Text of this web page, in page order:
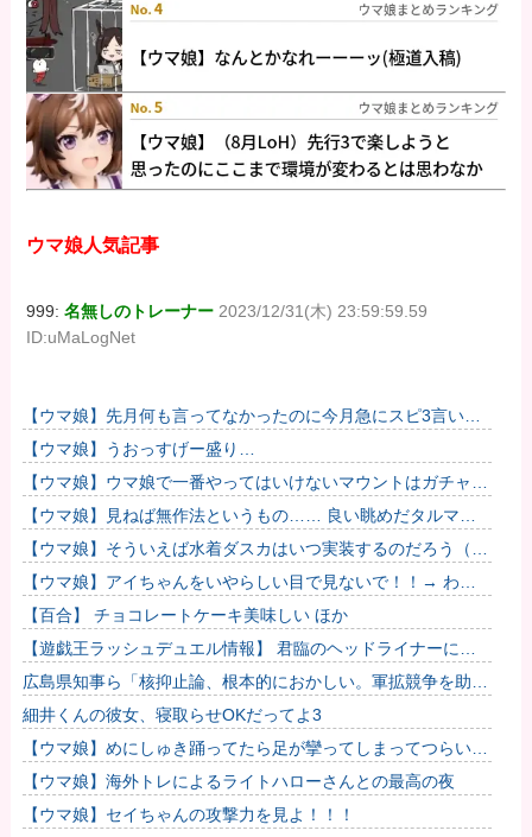
ウマ娘人気記事
999:名無しのトレーナー 2023/12/31(木) 23:59:59.59
ID:uMaLogNet
【ウマ娘】先月何も言ってなかったのに今月急にスピ3言い出
したのが怪しいよな。
【ウマ娘】うおっすげー盛り…
【ウマ娘】ウマ娘で一番やってはいけないマウントはガチャで
も育成でもグッズでもなく、これ。
【ウマ娘】見ねば無作法というもの…… 良い眺めだタルマ
エ…（殴
【ウマ娘】そういえば水着ダスカはいつ実装するのだろう（ﾃﾞ
ｯｯｯ
【ウマ娘】アイちゃんをいやらしい目で見ないで！！→ わか
りました…
【百合】 チョコレートケーキ美味しい ほか
【遊戯王ラッシュデュエル情報】 君臨のヘッドライナーに
「サンダービート・クラッシュ」が新規収録決定！
広島県知事ら「核抑止論、根本的におかしい。軍拡競争を助長
し世界を不安定化させるだけ」
細井くんの彼女、寝取らせOKだってよ3
【ウマ娘】めにしゅき踊ってたら足が攣ってしまってつらい…
【ウマ娘】海外トレによるライトハローさんとの最高の夜
【ウマ娘】セイちゃんの攻撃力を見よ！！！